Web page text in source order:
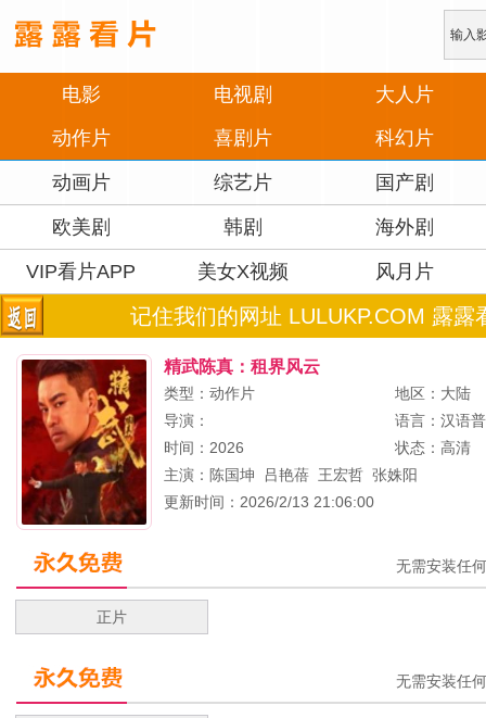
电影 电视剧
大人片
动作片
喜剧片 科幻片
动画片 综艺片 国产剧
欧美剧 韩剧 海外剧
VIP看片APP 美女X视频 风月片
记住我们的网址 LULUKP.COM 露露
精武陈真：租界风云
类型：动作片
地区：大陆
导演：
语言：汉语
时间：2026
状态：高清
主演： 陈国坤 吕艳蓓 王宏哲 张姝阳
更新时间：2026/2/13 21:06:00
无需安装任
正片
无需安装任